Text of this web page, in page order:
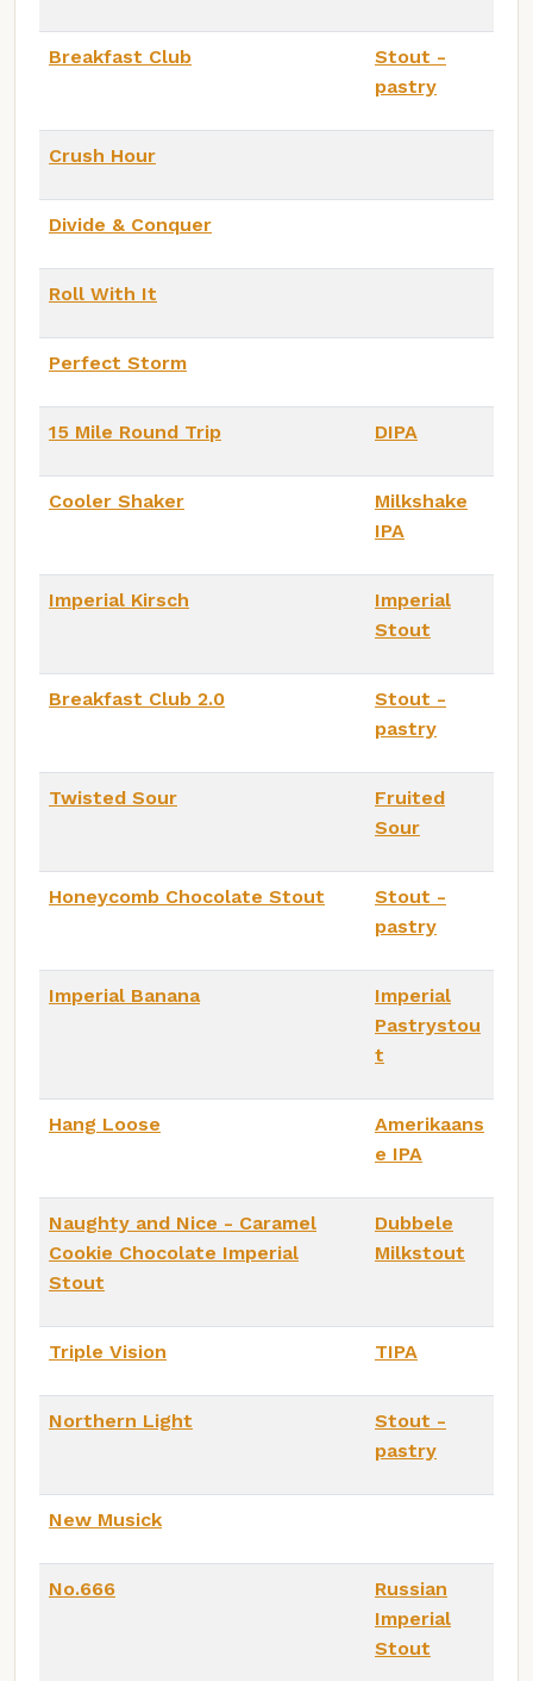
Breakfast Club
Stout -
pastry
Crush Hour
Divide & Conquer
Roll With It
Perfect Storm
15 Mile Round Trip DIPA
Cooler Shaker
Milkshake
IPA
Imperial Kirsch
Imperial
Stout
Breakfast Club 2.0
Stout -
pastry
Twisted Sour
Fruited
Sour
Honeycomb Chocolate Stout
Stout -
pastry
Imperial Banana
Imperial
Pastrystou
t
Hang Loose
Amerikaans
e IPA
Naughty and Nice - Caramel
Cookie Chocolate Imperial
Stout
Dubbele
Milkstout
Triple Vision TIPA
Northern Light
Stout -
pastry
New Musick
No.666
Russian
Imperial
Stout